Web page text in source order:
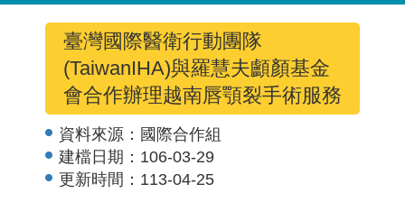
臺灣國際醫衛行動團隊
(TaiwanIHA)與羅慧夫顱顏基金
會合作辦理越南唇顎裂手術服務
資料來源： 國際合作組
建檔日期： 106-03-29
更新時間： 113-04-25